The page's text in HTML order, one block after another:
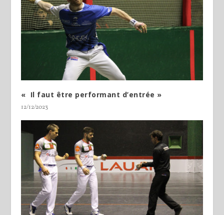
« Il faut être performant d’entrée »
12/12/2023